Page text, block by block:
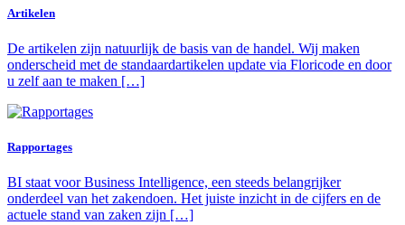
Artikelen
De artikelen zijn natuurlijk de basis van de handel. Wij maken
onderscheid met de standaardartikelen update via Floricode en door
u zelf aan te maken […]
Rapportages
BI staat voor Business Intelligence, een steeds belangrijker
onderdeel van het zakendoen. Het juiste inzicht in de cijfers en de
actuele stand van zaken zijn […]